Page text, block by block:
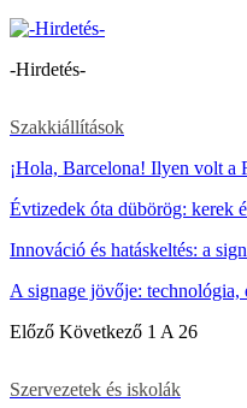
-Hirdetés-
Szakkiállítások
¡Hola, Barcelona! Ilyen volt a
Évtizedek óta dübörög: kerek
Innováció és hatáskeltés: a
A signage jövője: technológia,
Előző Következő 1 A 26
Szervezetek és iskolák